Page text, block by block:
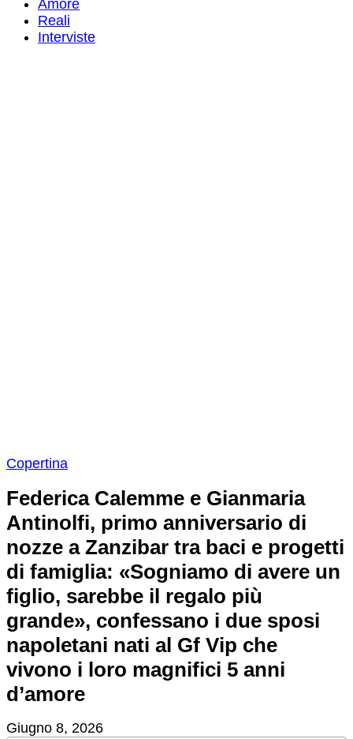
Amore
Reali
Interviste
Copertina
Federica Calemme e Gianmaria
Antinolfi, primo anniversario di
nozze a Zanzibar tra baci e progetti
di famiglia: «Sogniamo di avere un
figlio, sarebbe il regalo più
grande», confessano i due sposi
napoletani nati al Gf Vip che
vivono i loro magnifici 5 anni
d’amore
Giugno 8, 2026